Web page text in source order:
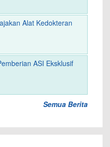
Alat Kedokteran
ASI Eksklusif
Semua Berita